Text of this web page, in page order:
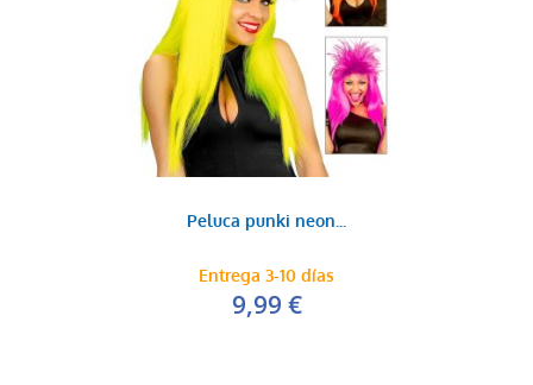
Peluca punki neon...
Entrega 3-10 días
9,99 €